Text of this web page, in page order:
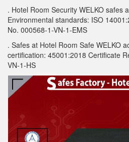
. Hotel Room Security WELKO safes
Environmental standards: ISO
No. 000568-1-VN-1-EMS
. Safes at Hotel Room Safe WELKO
certification: 45001:2018 Certificate
VN-1-HS